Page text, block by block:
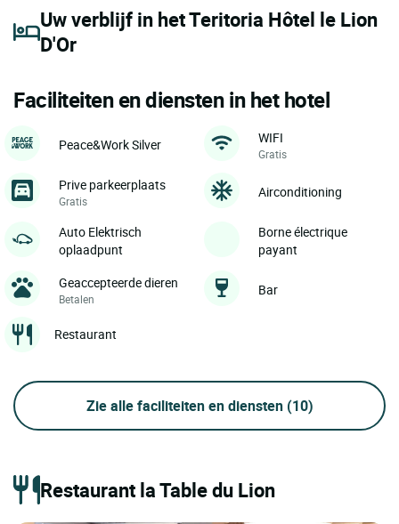
Uw verblijf in het Teritoria Hôtel le Lion
D'Or
Faciliteiten en diensten in het hotel
Peace&Work Silver WIFI
Gratis
Prive parkeerplaats
Gratis
Airconditioning
Auto Elektrisch
oplaadpunt
Borne électrique
payant
Geaccepteerde dieren
Betalen
Bar
Restaurant
Zie alle faciliteiten en diensten (10)
Restaurant la Table du Lion